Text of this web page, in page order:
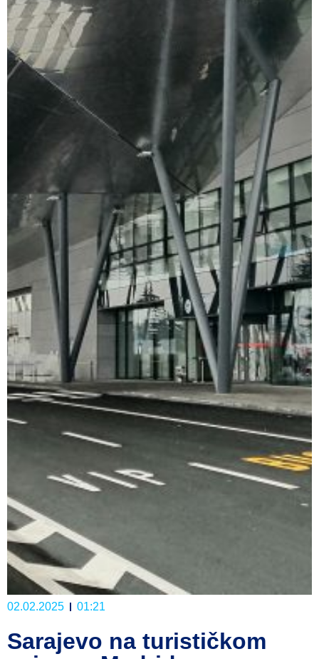
02.02.2025 01:21
Sarajevo na turističkom